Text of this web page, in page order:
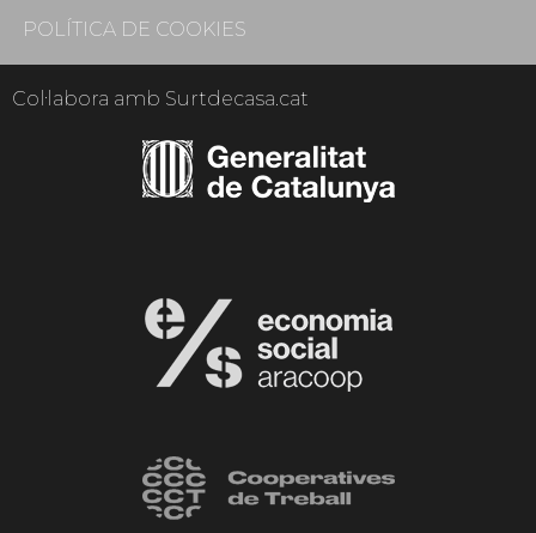
POLÍTICA DE COOKIES
Col·labora amb Surtdecasa.cat